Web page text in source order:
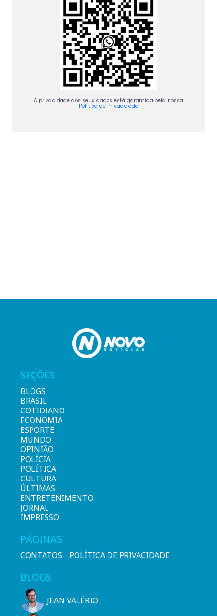
A privacidade dos seus dados está garantida pela nossa
Política de Privacidade
SEÇÕES
BLOGS
BRASIL
COTIDIANO
ECONOMIA
ESPORTE
MUNDO
OPINIÃO
POLÍCIA
POLÍTICA
CULTURA
ÚLTIMAS
ENTRETENIMENTO
JORNAL
IMPRESSO
PÁGINAS
CONTATOS POLÍTICA DE PRIVACIDADE
BLOGS
JEAN VALÉRIO